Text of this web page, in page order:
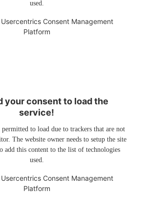
used.
Usercentrics Consent Management
Platform
your consent to load the
service!
to load due to trackers that are not
The website owner needs to setup the site
add this content to the list of technologies
used.
Usercentrics Consent Management
Platform